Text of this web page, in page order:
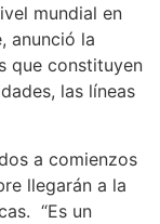
mundial en
anunció la
que constituyen
las líneas
a comienzos
llegarán a la
“Es un